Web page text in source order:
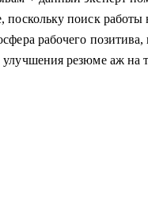
поиск работы
рабочего
резюме аж на